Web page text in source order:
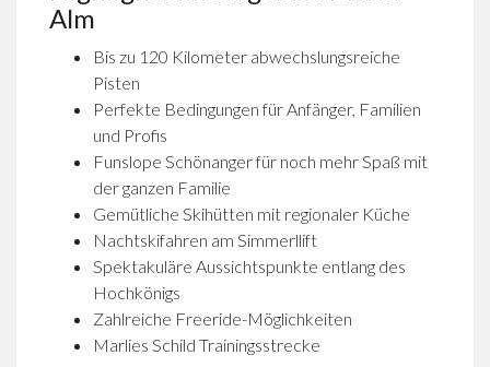
Alm
Bis zu 120 Kilometer abwechslungsreiche
Pisten
Perfekte Bedingungen für Anfänger, Familien
und Profis
Funslope Schönanger für noch mehr Spaß mit
der ganzen Familie
Gemütliche Skihütten mit regionaler Küche
Nachtskifahren am Simmerllift
Spektakuläre Aussichtspunkte entlang des
Hochkönigs
Zahlreiche Freeride-Möglichkeiten
Marlies Schild Trainingsstrecke